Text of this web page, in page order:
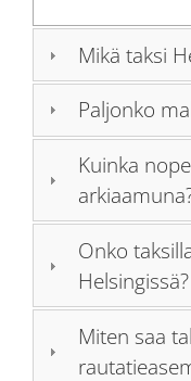
Mikä taksi
Paljonko
Kuinka
Onko
Helsingissä?
Miten saa